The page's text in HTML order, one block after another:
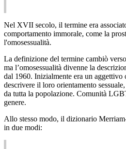
Nel XVII secolo, il termine era
comportamento immorale, come la
l'omosessualità.
La definizione del termine cambiò
ma l’omosessualità divenne la
dal 1960. Inizialmente era un
descrivere il loro orientamento
da tutta la popolazione. Comunità
genere.
Allo stesso modo, il dizionario
in due modi: